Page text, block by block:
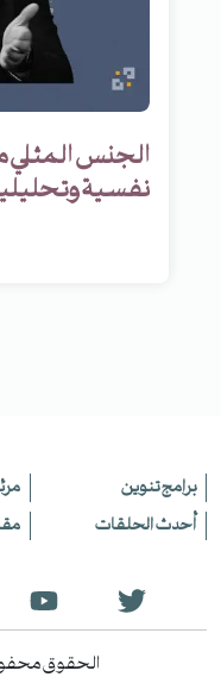
الجنس
نفسية
برامج تنوين
أحدث الحلقات
الحقوق محفوظة 2026 © لـ